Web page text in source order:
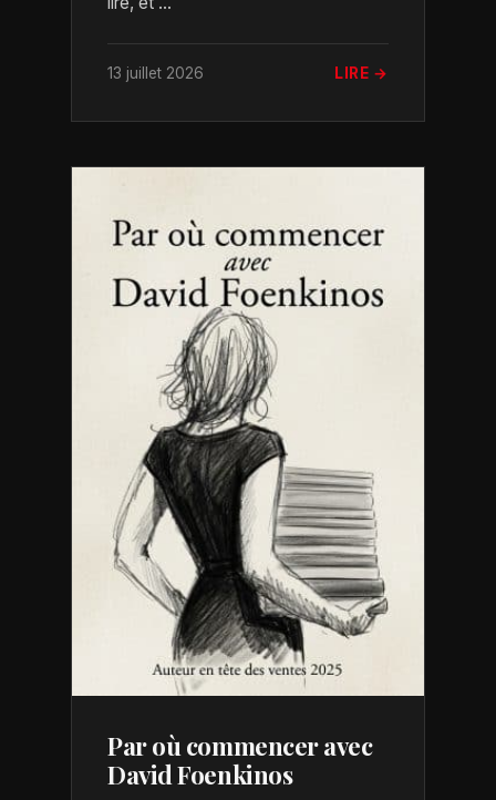
13 juillet 2026 LIRE →
Par où commencer avec
David Foenkinos